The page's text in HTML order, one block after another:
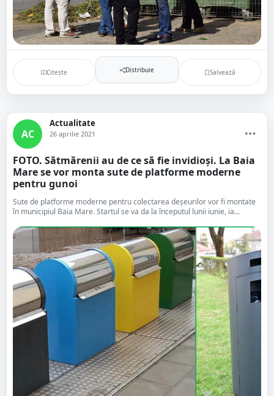
Citește Distribuie Salvează
AC
Actualitate
26 aprilie 2021
FOTO. Sătmărenii au de ce să fie invidioși. La Baia
Mare se vor monta sute de platforme moderne
pentru gunoi
Sute de platforme moderne pentru colectarea deșeurilor vor fi montate
în municipiul Baia Mare. Startul se va da la începutul lunii iunie, ia...